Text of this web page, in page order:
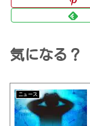
気になる？
ニュース